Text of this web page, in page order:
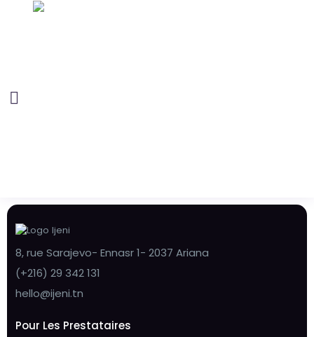
8, rue Sarajevo- Ennasr 1- 2037 Ariana
(+216) 29 342 131
hello@ijeni.tn
Pour Les Prestataires